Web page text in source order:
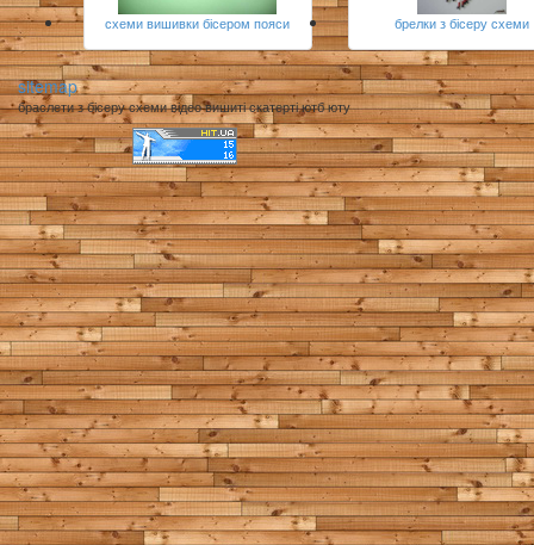
схеми вишивки бісером пояси брелки з бісеру схеми
sitemap
браслети з бісеру схеми відео вишиті скатерті ютб юту